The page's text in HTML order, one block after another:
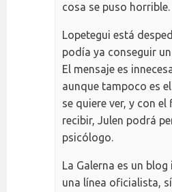
cosa se puso horrible.
Lopetegui está
podía ya conseguir
El mensaje es
aunque tampoco es
se quiere ver, y con
recibir, Julen podrá
psicólogo.
La Galerna es un
una línea oficialista,